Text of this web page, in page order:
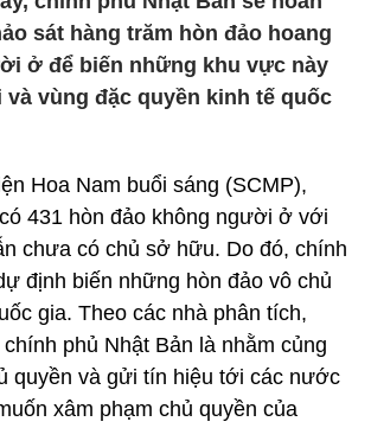
sát hàng trăm hòn đảo hoang
ở để biến những khu vực này
và vùng đặc quyền kinh tế quốc
Hoa Nam buổi sáng (SCMP),
431 hòn đảo không người ở với
chưa có chủ sở hữu. Do đó, chính
định biến những hòn đảo vô chủ
gia. Theo các nhà phân tích,
phủ Nhật Bản là nhằm củng
quyền và gửi tín hiệu tới các nước
xâm phạm chủ quyền của